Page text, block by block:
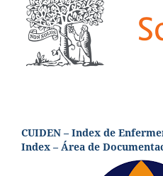
CUIDEN – Index de
Index – Área de